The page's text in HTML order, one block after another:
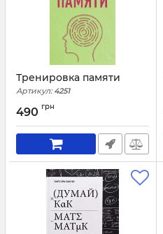
Тренировка памяти
Артикул: 4251
490 грн